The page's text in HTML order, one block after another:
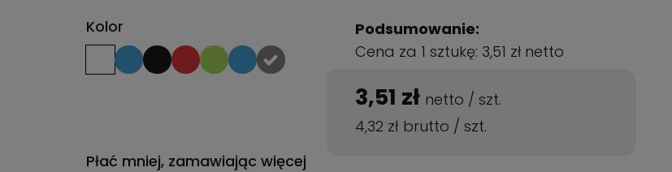
Kolor
Płać mniej, zamawiając więcej
Podsumowanie:
Cena za 1 sztukę: 3,51 złnetto
3,51 zł netto / szt.
4,32 zł brutto / szt.